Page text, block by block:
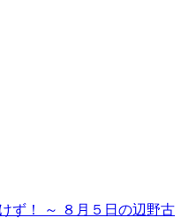
ず！ ～ ８月５日の辺野古